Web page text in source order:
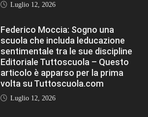
Luglio 12, 2026
Federico Moccia: Sogno una
scuola che includa leducazione
sentimentale tra le sue discipline
Editoriale Tuttoscuola – Questo
articolo è apparso per la prima
volta su Tuttoscuola.com
Luglio 12, 2026